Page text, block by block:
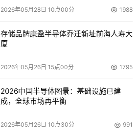
2026年05月28日 10点00分 1988
存储品牌康盈半导体乔迁新址前海人寿大
厦
2026年05月26日 15点00分 1795
2026中国半导体图景：基础设施已建
成，全球市场再平衡
2026年05月26日 10点30分 991